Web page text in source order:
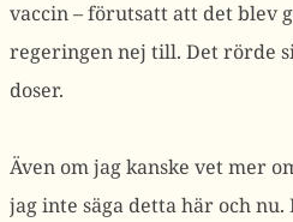
vaccin – förutsatt att det blev
regeringen nej till. Det rörde
doser.
Även om jag kanske vet mer
jag inte säga detta här och